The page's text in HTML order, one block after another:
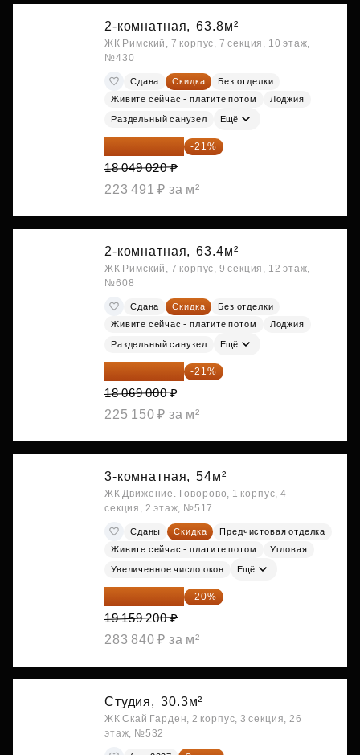
2-комнатная, 63.8м²
ЖК Римский, 7 корпус, 7 секция, 10 этаж,
№430
Сдана Скидка
Без отделки
Живите сейчас - платите потом
Лоджия
Раздельный санузел Ещё
14 258 726 ₽ -21%
18 049 020 ₽
223 491 ₽ за м²
2-комнатная, 63.4м²
ЖК Римский, 7 корпус, 9 секция, 12 этаж,
№608
Сдана Скидка
Без отделки
Живите сейчас - платите потом
Лоджия
Раздельный санузел Ещё
14 274 510 ₽ -21%
18 069 000 ₽
225 150 ₽ за м²
3-комнатная, 54м²
ЖК Движение. Говорово, 1 корпус, 4
секция, 2 этаж, №517
Сданы Скидка
Предчистовая отделка
Живите сейчас - платите потом
Угловая
Увеличенное число окон Ещё
15 327 360 ₽ -20%
19 159 200 ₽
283 840 ₽ за м²
Студия, 30.3м²
ЖК Скай Гарден, 2 корпус, 3 секция, 26
этаж, №532